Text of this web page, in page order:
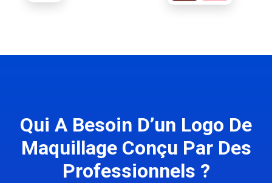
Qui A Besoin D’un Logo De
Maquillage Conçu Par Des
Professionnels ?